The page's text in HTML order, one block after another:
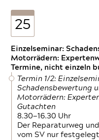
25
Einzelseminar:
Motorrädern:
Termine, nicht einzeln
Termin 1/2:
Schadensbewertung
Motorrädern:
Gutachten
8.30—16.30 Uhr
Der Reparaturweg
vom SV nur